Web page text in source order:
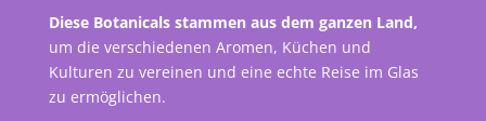
Diese Botanicals stammen aus dem ganzen Land,
um die verschiedenen Aromen, Küchen und
Kulturen zu vereinen und eine echte Reise im Glas
zu ermöglichen.